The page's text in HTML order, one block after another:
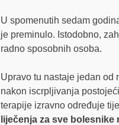
U spomenutih sedam
je preminulo. Istodobno,
radno sposobnih osoba.
Upravo tu nastaje jedan od
nakon iscrpljivanja
terapije izravno određuje
liječenja za sve